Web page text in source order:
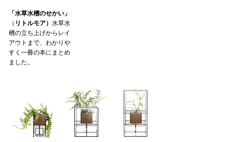
「水草水槽のせかい」
（ リトルモア） 水草水
槽の立ち上げからレイ
アウトまで、わかりや
すく一冊の本にまとめ
ました。